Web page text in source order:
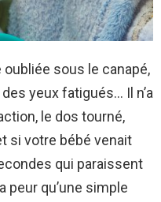
sous le canapé,
yeux fatigués… Il n’a
le dos tourné,
si votre bébé venait
qui paraissent
peur qu’une simple